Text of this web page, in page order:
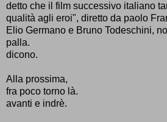
detto che il film successivo italiano
qualità agli eroi", diretto da paolo
Elio Germano e Bruno Todeschini,
palla.
dicono.
Alla prossima,
fra poco torno là.
avanti e indrè.